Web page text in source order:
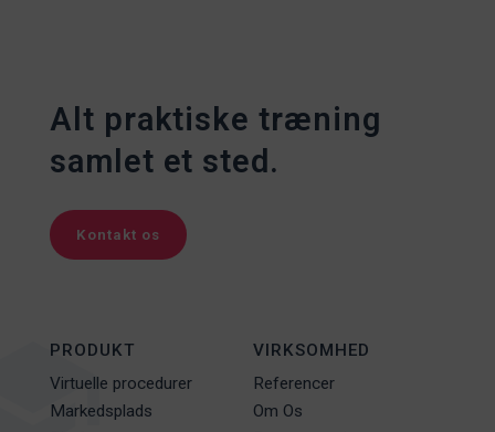
Alt praktiske træning
samlet et sted.
Kontakt os
PRODUKT
Virtuelle procedurer
Markedsplads
VIRKSOMHED
Referencer
Om Os